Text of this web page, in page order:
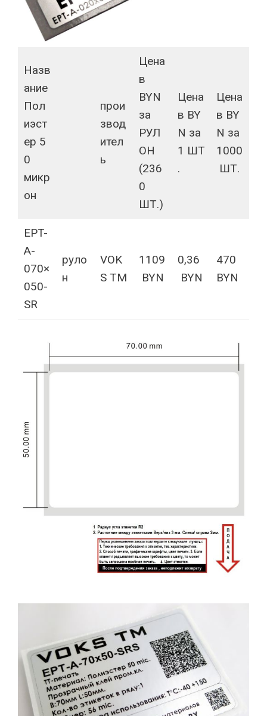
Назв
ание
Пол
иэст
ер 5
0
микр
он
прои
звод
ител
ь
Цена
в
BYN
за
РУЛ
ОН
(236
0
ШТ.)
Цена
в BY
N за
1 ШТ
.
Цена
в BY
N за
1000
ШТ.
EPT-
A-
070×
050-
SR
руло
н
VOK
S TM
1109
BYN
0,36
BYN
470
BYN